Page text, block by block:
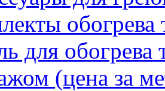
обогрева
для обогрева
(цена за